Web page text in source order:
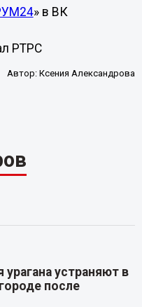
» в ВК
РТРС
Автор:Ксения Александрова
урагана устраняют в
после